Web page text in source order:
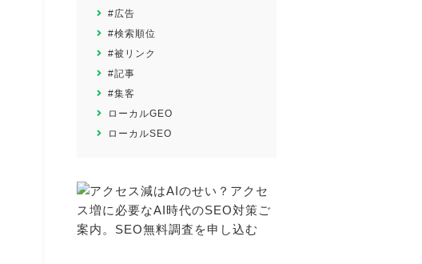
#広告
#検索順位
#被リンク
#記事
#集客
ローカルGEO
ローカルSEO